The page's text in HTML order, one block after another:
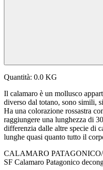
Quantità: 0.0 KG
Il calamaro è un mollusco
diverso dal totano, sono simili,
Ha una colorazione rossastra
raggiungere una lunghezza di
differenzia dalle altre specie di
lunghe quasi quanto tutto il
CALAMARO
SF Calamaro Patagonico